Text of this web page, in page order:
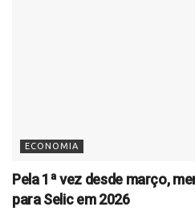
ECONOMIA
Pela 1ª vez desde março,
para Selic em 2026